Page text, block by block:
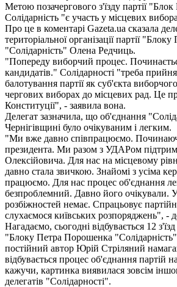
Метою позачергового з'їзду партії
Солідарність "є участь у місцевих
Про це в коментарі Gazeta.ua сказала
територіальної організації партії
"Солідарність" Олена Редчиць.
"Попереду виборчий процес.
кандидатів." Солідарності "треба
балотування партії як суб'єкта
чергових виборах до місцевих рад. Це
Конституції", - заявила вона.
Делегат зазначила, що об'єднання
Чернігівщині було очікуваним і легким.
"Ми вже давно співпрацюємо.
президента. Ми разом з УДАРом
Олексійовича. Для нас на місцевому
давно стала звичкою. Знайомі з усіма
працюємо. Для нас процес об'єднання
безпроблемний. Давно його очікували.
розбіжностей немає. Спрацьовує
слухаємося київських розпоряджень", -
Нагадаємо, сьогодні відбувається 12 з'їзд
"Блоку Петра Порошенка
постійний автор Юрій Стріляний
відбувається процес об'єднання партій
кажучи, картинка виявилася зовсім
делегатів "Солідарності".